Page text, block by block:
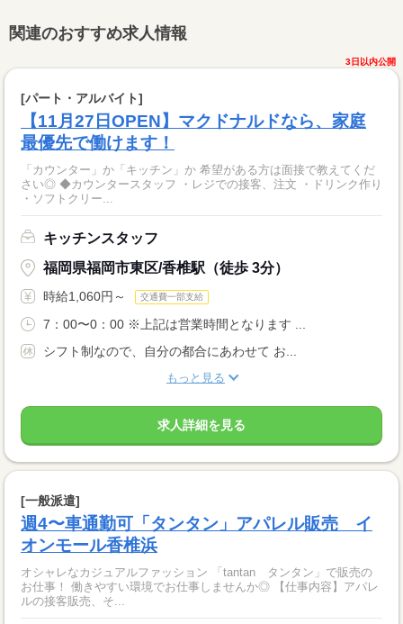
関連のおすすめ求人情報
3日以内公開
[パート・アルバイト]
【11月27日OPEN】マクドナルドなら、家庭
最優先で働けます！
「カウンター」か「キッチン」か 希望がある方は面接で教えてくだ
さい◎ ◆カウンタースタッフ ・レジでの接客、注文 ・ドリンク作り
・ソフトクリー...
キッチンスタッフ
福岡県福岡市東区/香椎駅（徒歩 3分）
時給1,060円～ 交通費一部支給
7：00〜0：00 ※上記は営業時間となります ...
シフト制なので、自分の都合にあわせて お...
もっと見る
求人詳細を見る
[一般派遣]
週4〜車通勤可「タンタン」アパレル販売 イ
オンモール香椎浜
オシャレなカジュアルファッション 「tantan タンタン」で販売の
お仕事！ 働きやすい環境でお仕事しませんか◎ 【仕事内容】アパレ
ルの接客販売、そ...